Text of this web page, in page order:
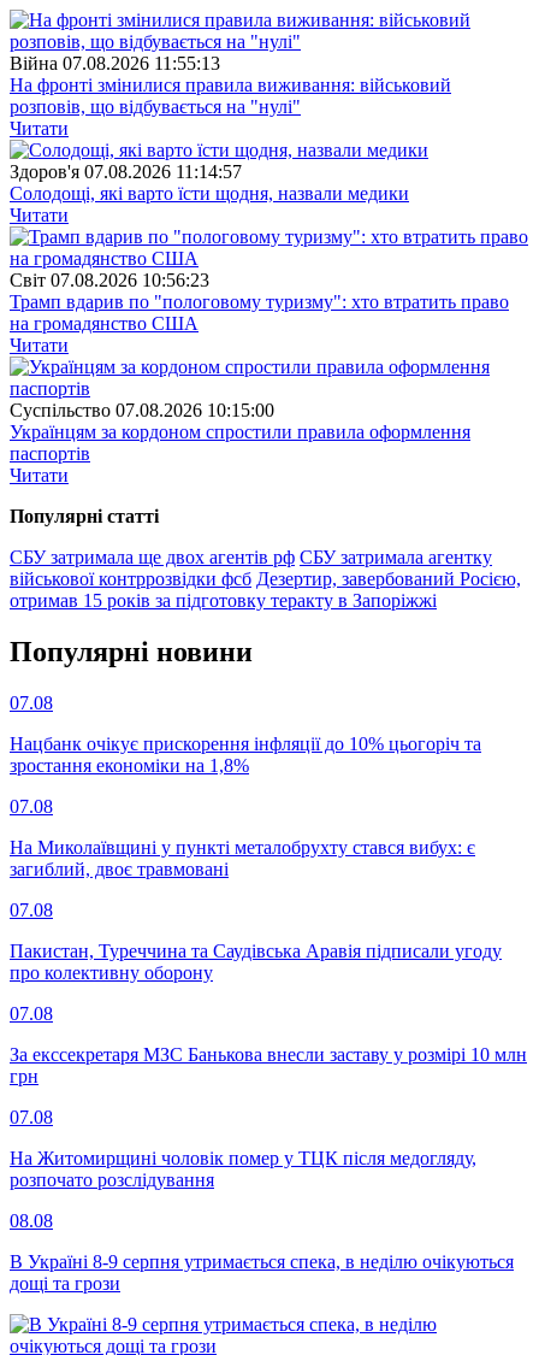
Війна 07.08.2026 11:55:13
На фронті змінилися правила виживання: військовий
розповів, що відбувається на "нулі"
Читати
Здоров'я 07.08.2026 11:14:57
Солодощі, які варто їсти щодня, назвали медики
Читати
Свiт 07.08.2026 10:56:23
Трамп вдарив по "пологовому туризму": хто втратить право
на громадянство США
Читати
Суспiльство 07.08.2026 10:15:00
Українцям за кордоном спростили правила оформлення
паспортів
Читати
Популярнi статтi
СБУ затримала ще двох агентів рф СБУ затримала агентку
військової контррозвідки фсб Дезертир, завербований Росією,
отримав 15 років за підготовку теракту в Запоріжжі
Популярнi новини
07.08
Нацбанк очікує прискорення інфляції до 10% цьогоріч та
зростання економіки на 1,8%
07.08
На Миколаївщині у пункті металобрухту стався вибух: є
загиблий, двоє травмовані
07.08
Пакистан, Туреччина та Саудівська Аравія підписали угоду
про колективну оборону
07.08
За екссекретаря МЗС Банькова внесли заставу у розмірі 10 млн
грн
07.08
На Житомирщині чоловік помер у ТЦК після медогляду,
розпочато розслідування
08.08
В Україні 8-9 серпня утримається спека, в неділю очікуються
дощі та грози